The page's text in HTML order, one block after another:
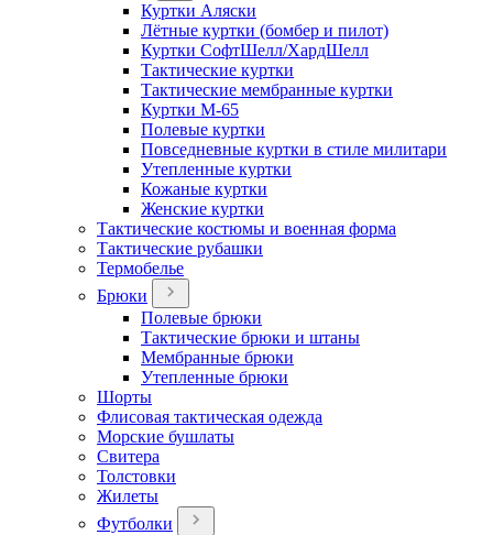
Куртки Аляски
Лётные куртки (бомбер и пилот)
Куртки СофтШелл/ХардШелл
Тактические куртки
Тактические мембранные куртки
Куртки М-65
Полевые куртки
Повседневные куртки в стиле милитари
Утепленные куртки
Кожаные куртки
Женские куртки
Тактические костюмы и военная форма
Тактические рубашки
Термобелье
Брюки
Полевые брюки
Тактические брюки и штаны
Мембранные брюки
Утепленные брюки
Шорты
Флисовая тактическая одежда
Морские бушлаты
Свитера
Толстовки
Жилеты
Футболки